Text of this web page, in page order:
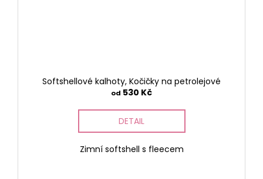
Softshellové kalhoty, Kočičky na petrolejové
od 530 Kč
DETAIL
Zimní softshell s fleecem